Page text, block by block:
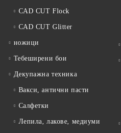
CAD CUT Flock
CAD CUT Glitter
ножици
Тебеширени бои
Декупажна техника
Вакси, антични пасти
Салфетки
Лепила, лакове, медиуми